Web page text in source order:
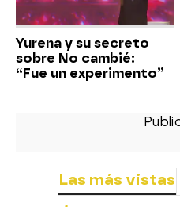
Yurena y su secreto
sobre No cambié:
“Fue un experimento”
Las más vistas